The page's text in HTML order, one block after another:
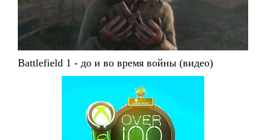
Battlefield 1 - до и во время войны (видео)